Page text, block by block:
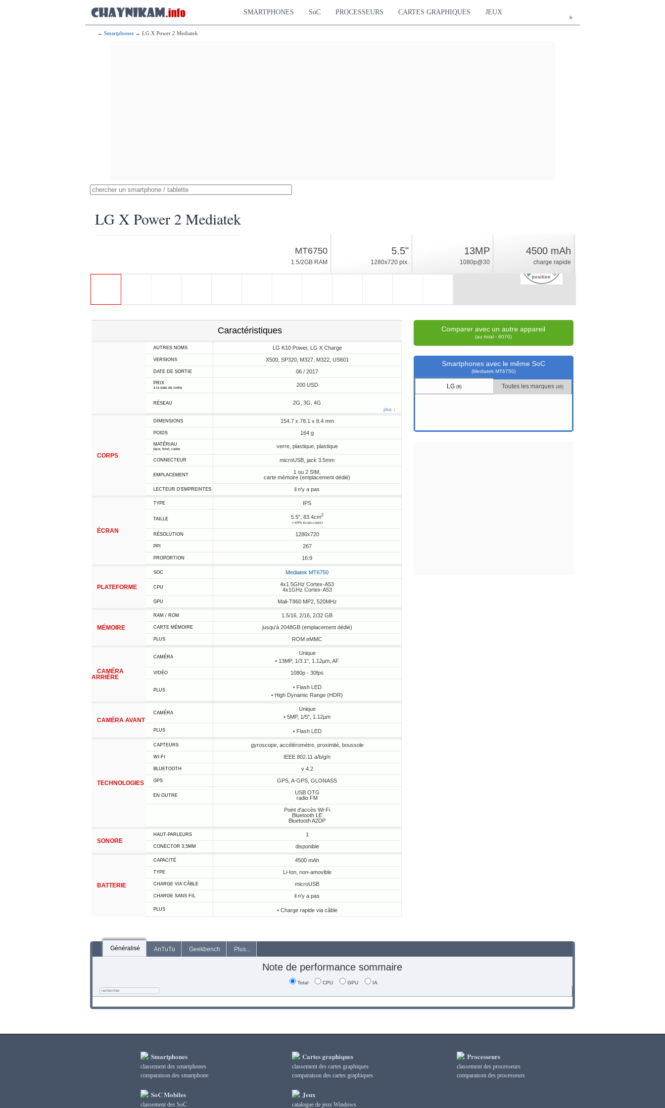
fr
SMARTPHONES SoC PROCESSEURS CARTES GRAPHIQUES JEUX
→ Smartphones → LG X Power 2 Mediatek
LG X Power 2 Mediatek
164g, épaisseur 8.4mm
2.4%
position
MT6750
1.5/2GB RAM
5.5"
1280x720 pix.
13MP
1080p@30
4500 mAh
charge rapide
Caractéristiques
AUTRES NOMS LG K10 Power, LG X Charge
VERSIONS X500, SP320, M327, M322, US601
DATE DE SORTIE 06 / 2017
PRIX
à la date de sortie 200 USD
RÉSEAU 2G, 3G, 4G
plus ↓
CORPS
DIMENSIONS 154.7 x 78.1 x 8.4 mm
POIDS 164 g
MATÉRIAU
face, fond, cadre verre, plastique, plastique
CONNECTEUR microUSB, jack 3.5mm
EMPLACEMENT
1 ou 2 SIM,
carte mémoire (emplacement dédié)
LECTEUR D'EMPREINTES il n'y a pas
ÉCRAN
TYPE IPS
TAILLE 5.5", 83.4cm2
(~69% écran-corps)
RÉSOLUTION 1280x720
PPI 267
PROPORTION 16:9
PLATEFORME
SOC Mediatek MT6750
CPU
4x1.5GHz Cortex-A53
4x1GHz Cortex-A53
GPU Mali-T860 MP2, 520MHz
MÉMOIRE
RAM / ROM 1.5/16, 2/16, 2/32 GB
CARTE MÉMOIRE jusqu'à 2048GB (emplacement dédié)
PLUS ROM eMMC
CAMÉRA
ARRIÈRE
CAMÉRA
Unique
• 13MP, 1/3.1", 1.12µm, AF
VIDÉO 1080p - 30fps
PLUS
• Flash LED
• High Dynamic Range (HDR)
CAMÉRA AVANT
CAMÉRA
Unique
• 5MP, 1/5", 1.12µm
PLUS • Flash LED
TECHNOLOGIES
CAPTEURS gyroscope, accéléromètre, proximité, boussole
WI-FI IEEE 802.11 a/b/g/n
BLUETOOTH v 4.2
GPS GPS, A-GPS, GLONASS
EN OUTRE
USB OTG
radio FM
Point d'accès Wi-Fi
Bluetooth LE
Bluetooth A2DP
SONORE
HAUT-PARLEURS 1
CONECTOR 3,5MM disponible
BATTERIE
CAPACITÉ 4500 mAh
TYPE Li-Ion, non-amovible
CHARGE VIA CÂBLE microUSB
CHARGE SANS FIL il n'y a pas
PLUS • Charge rapide via câble
Comparer avec un autre appareil
(au total - 6070)
Smartphones avec le même SoC
(Mediatek MT6750)
LG(8) Toutes les marques (46)
Généralisé AnTuTu Geekbench Plus...
Note de performance sommaire
Total CPU GPU IA
Smartphones
classement des smartphones
сomparaison des smartphone
SoC Mobiles
classement des SoC
Cartes graphiques
classement des cartes graphiques
сomparaison des cartes graphiques
Jeux
catalogue de jeux Windows
Processeurs
classement des processeurs
сomparaison des processeurs